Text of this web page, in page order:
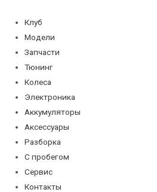
содержимому
Клуб
Модели
Запчасти
Тюнинг
Колеса
Электроника
Аккумуляторы
Аксессуары
Разборка
С пробегом
Сервис
Контакты